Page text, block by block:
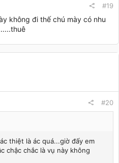
#19
không đi thế chú mày có nhu
#20
thiệt là ác quá...giờ đấy em
chậc chắc là vụ này không